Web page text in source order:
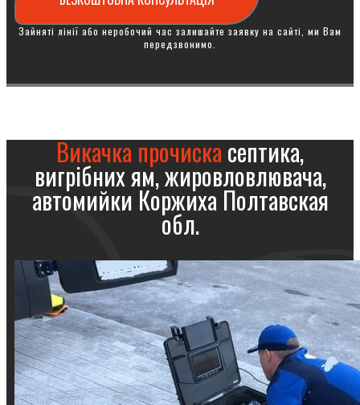
Зайняті лінії або неробочий час залишайте заявку на сайті, ми Вам
передзвонимо.
Викачка прочискасептика,
вигрібних ям, жировловлювача,
автомийки Коржиха Полтавская
обл.